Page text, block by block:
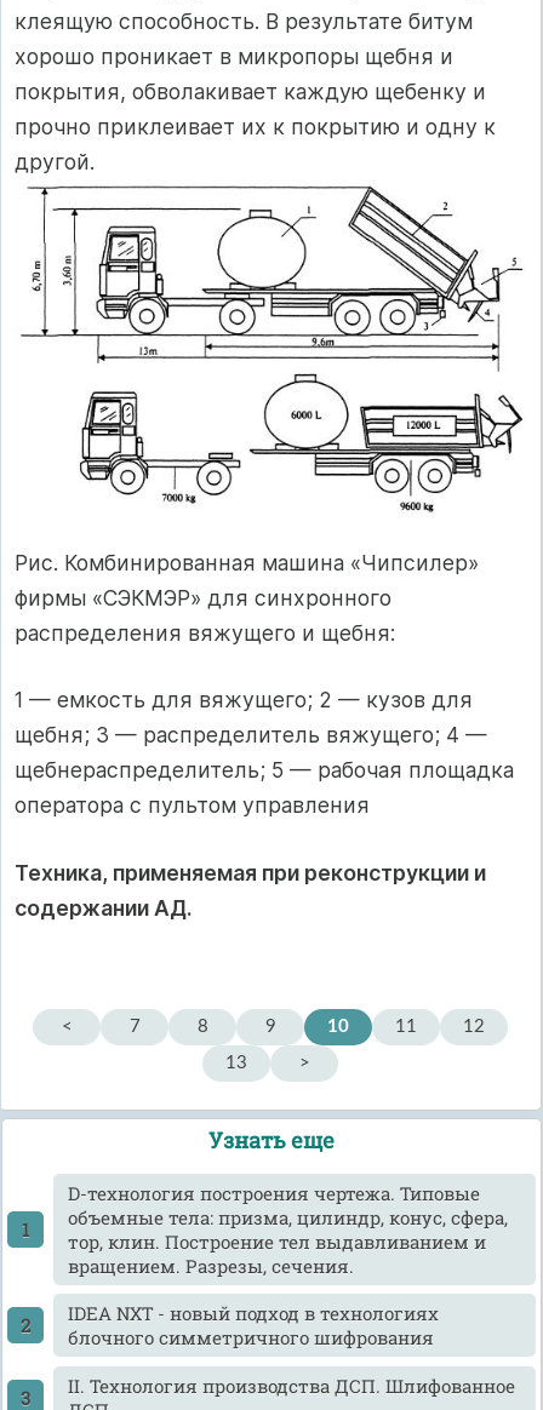
клеящую способность. В результате битум
хорошо проникает в микропоры щебня и
покрытия, обволакивает каждую щебенку и
прочно приклеивает их к покрытию и одну к
другой.
Рис. Комбинированная машина «Чипсилер»
фирмы «СЭКМЭР» для синхронного
распределения вяжущего и щебня:
1 — емкость для вяжущего; 2 — кузов для
щебня; 3 — распределитель вяжущего; 4 —
щебнераспределитель; 5 — рабочая площадка
оператора с пультом управления
Техника, применяемая при реконструкции и
содержании АД.
< 7 8 9 10 11
12
13
>
Узнать еще
D-технология построения чертежа. Типовые
объемные тела: призма, цилиндр, конус, сфера,
тор, клин. Построение тел выдавливанием и
вращением. Разрезы, сечения.
IDEA NXT - новый подход в технологиях
блочного симметричного шифрования
II. Технология производства ДСП. Шлифованное